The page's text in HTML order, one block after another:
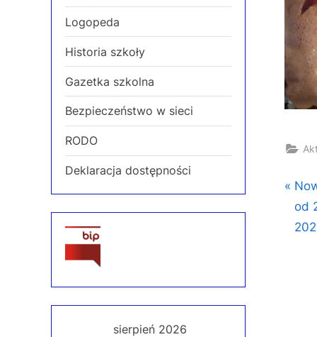
P
r
e
od
Logopeda
Historia szkoły
Gazetka szkolna
Bezpieczeństwo w sieci
RODO
Deklaracja dostępności
sierpień 2026